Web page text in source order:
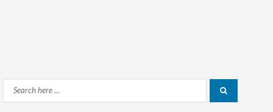
Search